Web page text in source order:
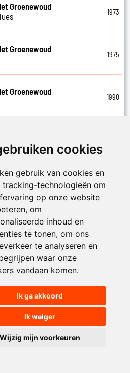
cookies
gebruik van cookies en
tracking-technologieën om
op onze website
om
inhoud en
te tonen, om ons
te analyseren en
waar onze
vandaan komen.
Ik ga akkoord
Ik weiger
Wijzig mijn voorkeuren
Groenewoud
1973
Groenewoud
1975
Groenewoud
1990
Groenewoud
Groenewoud
jeugd
Groenewoud
Groenewoud